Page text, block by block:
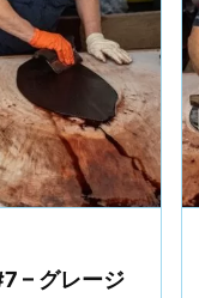
– グレージ